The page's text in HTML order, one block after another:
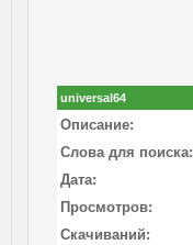
universal64
Описание:
Слова для поиска:
Дата:
Просмотров:
Скачиваний: